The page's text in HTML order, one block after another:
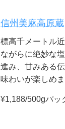
信州美麻高原蔵
標高千メートル
ながらに絶妙な
進み、甘みある
味わいが楽しめ
¥1,188/500gパッ